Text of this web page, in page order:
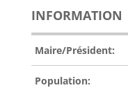
INFORMATION
Maire/Président:
Population: